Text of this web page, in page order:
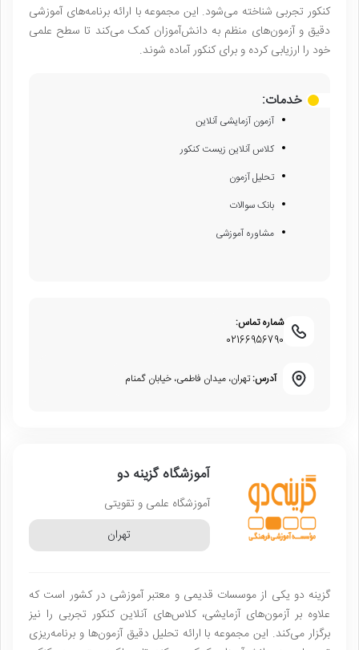
کنکور تجربی شناخته می‌شود. این مجموعه با ارائه برنامه‌های آموزشی
دقیق و آزمون‌های منظم به دانش‌آموزان کمک می‌کند تا سطح علمی
خود را ارزیابی کرده و برای کنکور آماده شوند.
خدمات:
آزمون آزمایشی آنلاین
کلاس آنلاین زیست کنکور
تحلیل آزمون
بانک سوالات
مشاوره آموزشی
شماره تماس:
02166956790
آدرس:تهران، میدان فاطمی، خیابان گمنام
آموزشگاه گزینه دو
آموزشگاه علمی و تقویتی
تهران
گزینه دو یکی از موسسات قدیمی و معتبر آموزشی در کشور است که
علاوه بر آزمون‌های آزمایشی، کلاس‌های آنلاین کنکور تجربی را نیز
برگزار می‌کند. این مجموعه با ارائه تحلیل دقیق آزمون‌ها و برنامه‌ریزی